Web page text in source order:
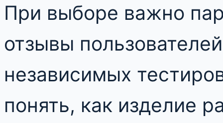
При выборе важно
отзывы
независимых
понять, как изделие